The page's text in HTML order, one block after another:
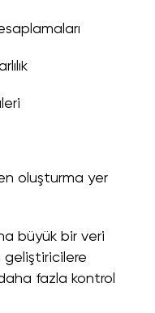
oluşturma yer
büyük bir veri
geliştiricilere
fazla kontrol